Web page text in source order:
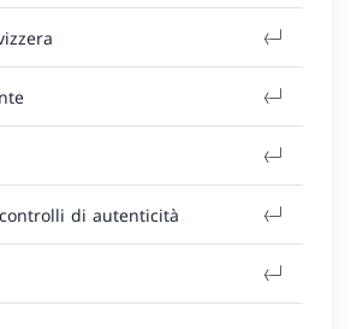
di autenticità